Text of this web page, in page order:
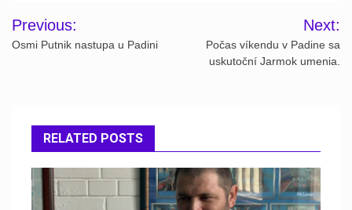
Post
navigation
Previous:
Osmi Putnik nastupa u Padini
Next:
Počas víkendu v Padine sa
uskutoční Jarmok umenia.
RELATED POSTS